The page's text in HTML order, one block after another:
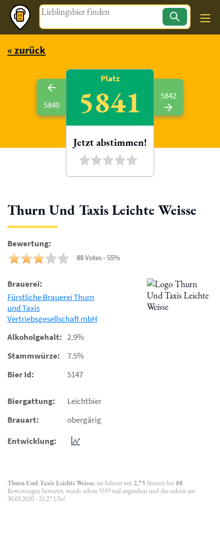
Magazin
« zurück
Thurn Und Taxis Leichte Weisse
Bewertung:
88 Votes - 55%
Brauerei:
Fürstliche Brauerei Thurn
und Taxis
Vertriebsgesellschaft mbH
Alkoholgehalt: 2.9%
Stammwürze:
7.5%
Bier Id:
5147
Biergattung:
Leichtbier
Brauart:
obergärig
Entwicklung:
Thurn Und Taxis Leichte Weisse, im Schnitt mit 2,75 Sternen bei 88
Bewertungen bewertet, wurde schon 5559 mal angesehen und das zuletzt am
30.03.2020 - 21:27 Uhr!
5840
Platz
5841
Jetzt abstimmen!
5842